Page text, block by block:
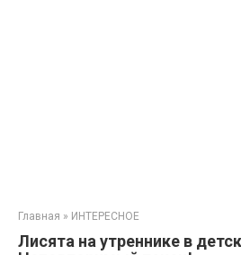
Главная » ИНТЕРЕСНОЕ
Лисята на утреннике в